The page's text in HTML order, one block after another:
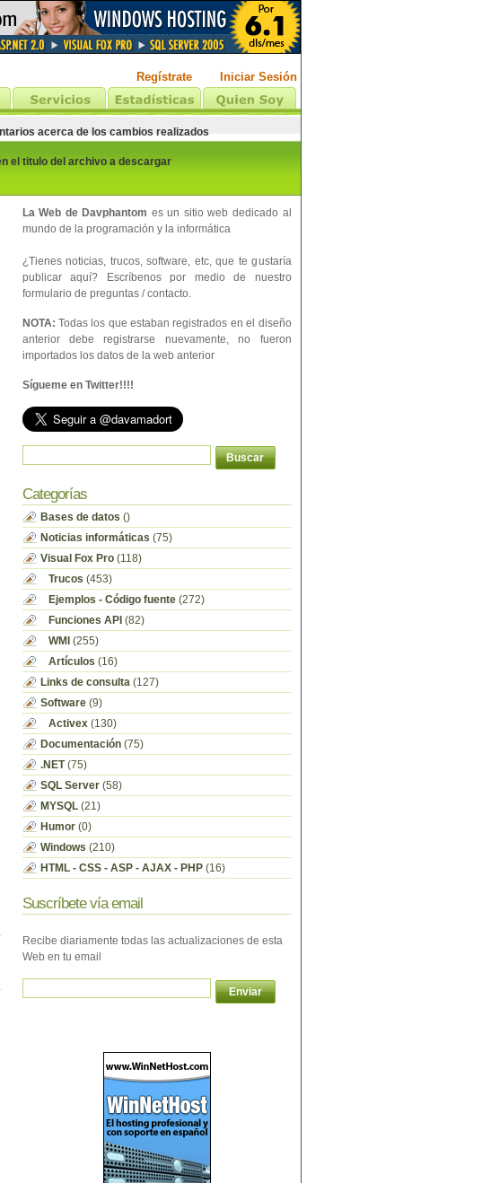
Regístrate Iniciar Sesión
acerca de los cambios realizados
el titulo del archivo a descargar
La Web de Davphantom es un sitio web dedicado al
mundo de la programación y la informática
¿Tienes noticias, trucos, software, etc, que te gustaría
publicar aquí? Escríbenos por medio de nuestro
formulario de preguntas / contacto.
NOTA: Todas los que estaban registrados en el diseño
anterior debe registrarse nuevamente, no fueron
importados los datos de la web anterior
Sígueme en Twitter!!!!
Categorías
Bases de datos ()
Noticias informáticas (75)
Visual Fox Pro(118)
Trucos (453)
Ejemplos - Código fuente(272)
Funciones API (82)
WMI (255)
Artículos (16)
Links de consulta(127)
Software(9)
Activex(130)
Documentación(75)
.NET(75)
SQL Server(58)
MYSQL(21)
Humor(0)
Windows (210)
HTML - CSS - ASP - AJAX - PHP(16)
Suscríbete vía email
Recibe diariamente todas las actualizaciones de esta
Web en tu email